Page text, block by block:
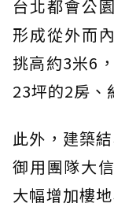
台北都會公
形成從外而
挑高約3米6
23坪的2房、
此外，建築
御用團隊大
大幅增加樓